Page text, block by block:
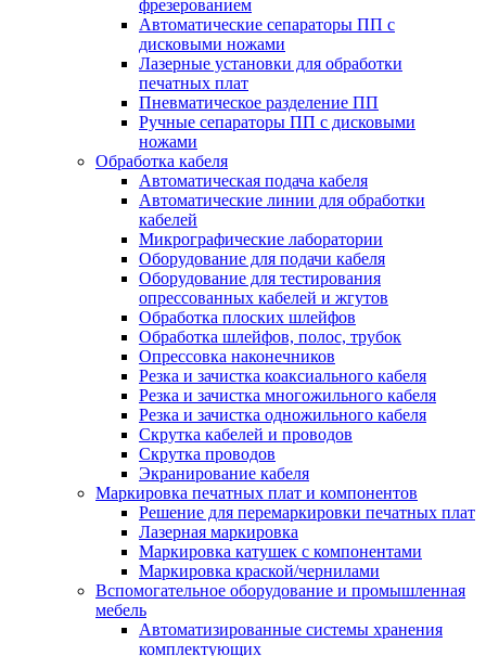
фрезерованием
Автоматические сепараторы ПП с
дисковыми ножами
Лазерные установки для обработки
печатных плат
Пневматическое разделение ПП
Ручные сепараторы ПП с дисковыми
ножами
Обработка кабеля
Автоматическая подача кабеля
Автоматические линии для обработки
кабелей
Микрографические лаборатории
Оборудование для подачи кабеля
Оборудование для тестирования
опрессованных кабелей и жгутов
Обработка плоских шлейфов
Обработка шлейфов, полос, трубок
Опрессовка наконечников
Резка и зачистка коаксиального кабеля
Резка и зачистка многожильного кабеля
Резка и зачистка одножильного кабеля
Скрутка кабелей и проводов
Скрутка проводов
Экранирование кабеля
Маркировка печатных плат и компонентов
Решение для перемаркировки печатных плат
Лазерная маркировка
Маркировка катушек с компонентами
Маркировка краской/чернилами
Вспомогательное оборудование и промышленная
мебель
Автоматизированные системы хранения
комплектующих